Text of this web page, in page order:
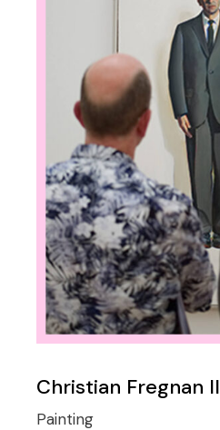
Christian Fregnan II
Painting